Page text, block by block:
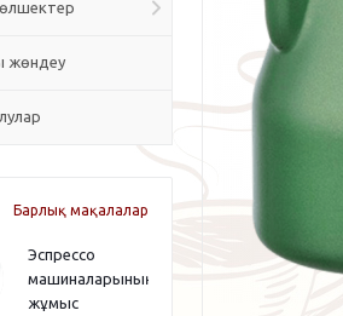
жөндеу
Барлық мақалалар
Эспрессо
машиналарының
жұмыс